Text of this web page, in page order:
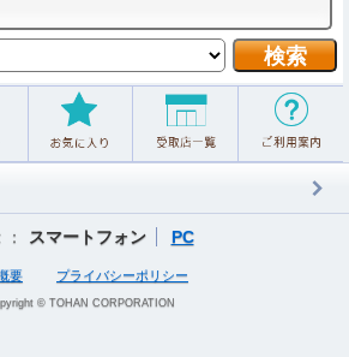
スマートフォン PC
要 プライバシーポリシー
© TOHAN CORPORATION